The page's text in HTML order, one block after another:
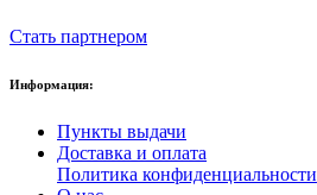
Стать партнером
Информация:
Пункты выдачи
Доставка и оплата
Политика конфиденциальности